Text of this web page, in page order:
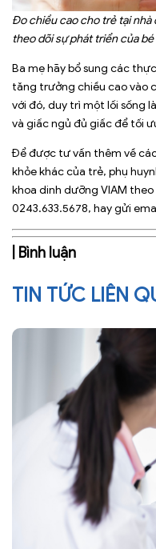
Đo chiều cao cho trẻ tại nhà
theo dõi sự phát triển của bé
Ba mẹ hãy bổ sung các
tăng trưởng chiều cao vào
với đó, duy trì một lối sống
và giấc ngủ đủ giấc để tối
Để được tư vấn thêm về
khỏe khác của trẻ, phụ
khoa dinh dưỡng VIAM theo
0243.633.5678, hay gửi
| Bình luận
TIN TỨC LIÊN